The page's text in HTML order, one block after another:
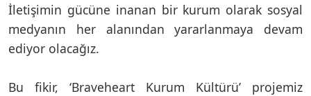
İletişimin gücüne inanan bir kurum olarak sosyal
medyanın her alanından yararlanmaya devam
ediyor olacağız.
Bu fikir, ‘Braveheart Kurum Kültürü’ projemiz